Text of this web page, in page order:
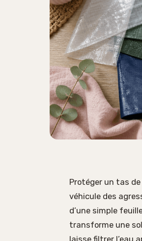
Protéger un tas
véhicule des
d’une simple
transforme une